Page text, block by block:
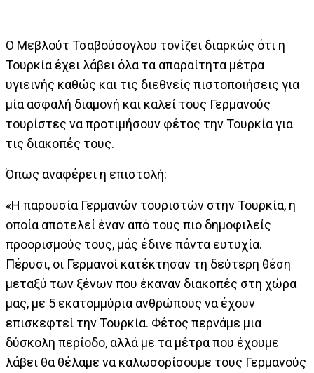
Ο Μεβλούτ Τσαβούσογλου τονίζει διαρκώς ότι η
Τουρκία έχει λάβει όλα τα απαραίτητα μέτρα
υγιεινής καθώς και τις διεθνείς πιστοποιήσεις για
μία ασφαλή διαμονή και καλεί τους Γερμανούς
τουρίστες να προτιμήσουν φέτος την Τουρκία για
τις διακοπές τους.
Όπως αναφέρει η επιστολή:
«Η παρουσία Γερμανών τουριστών στην Τουρκία, η
οποία αποτελεί έναν από τους πιο δημοφιλείς
προορισμούς τους, μάς έδινε πάντα ευτυχία.
Πέρυσι, οι Γερμανοί κατέκτησαν τη δεύτερη θέση
μεταξύ των ξένων που έκαναν διακοπές στη χώρα
μας, με 5 εκατομμύρια ανθρώπους να έχουν
επισκεφτεί την Τουρκία. Φέτος περνάμε μια
δύσκολη περίοδο, αλλά με τα μέτρα που έχουμε
λάβει θα θέλαμε να καλωσορίσουμε τους Γερμανούς